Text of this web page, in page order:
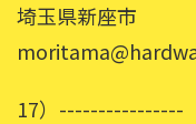
埼玉県新座市
17）----------------